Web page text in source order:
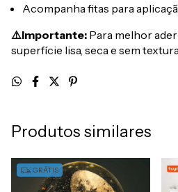
Acompanha fitas para
⚠️Importante: Para melhor
superfície lisa, seca e sem textura.
Produtos similares
GRÁTIS